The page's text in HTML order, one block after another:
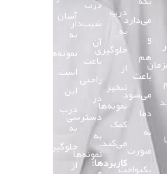
می‌دارد
و
هم
باعث
می‌شود
دما
به
صورت
یکنواخت
درب
به
جلوگیری
از
تبخیر
نمونه‌ها
کمک
می‌کند.
کاربردها:
درب
شیب‌دار
آن
باعث
راحتی
در
دسترسی
به
نمونه‌ها
آسان
به
نمونه‌ها
است.
این
درب
به
جلوگیری
از